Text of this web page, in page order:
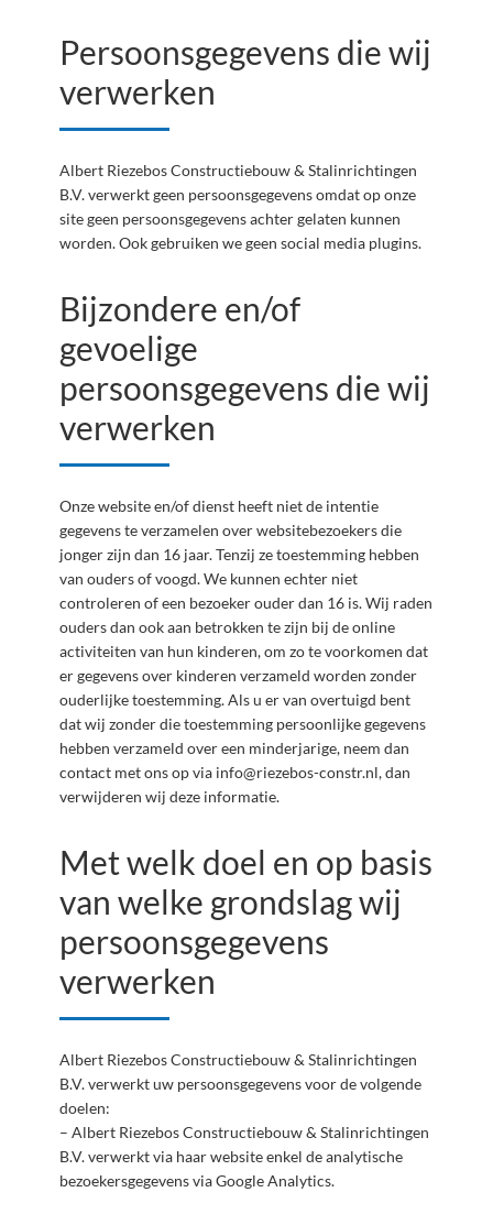
Persoonsgegevens die wij
verwerken
Albert Riezebos Constructiebouw & Stalinrichtingen
B.V. verwerkt geen persoonsgegevens omdat op onze
site geen persoonsgegevens achter gelaten kunnen
worden. Ook gebruiken we geen social media plugins.
Bijzondere en/of
gevoelige
persoonsgegevens die wij
verwerken
Onze website en/of dienst heeft niet de intentie
gegevens te verzamelen over websitebezoekers die
jonger zijn dan 16 jaar. Tenzij ze toestemming hebben
van ouders of voogd. We kunnen echter niet
controleren of een bezoeker ouder dan 16 is. Wij raden
ouders dan ook aan betrokken te zijn bij de online
activiteiten van hun kinderen, om zo te voorkomen dat
er gegevens over kinderen verzameld worden zonder
ouderlijke toestemming. Als u er van overtuigd bent
dat wij zonder die toestemming persoonlijke gegevens
hebben verzameld over een minderjarige, neem dan
contact met ons op via info@riezebos-constr.nl, dan
verwijderen wij deze informatie.
Met welk doel en op basis
van welke grondslag wij
persoonsgegevens
verwerken
Albert Riezebos Constructiebouw & Stalinrichtingen
B.V. verwerkt uw persoonsgegevens voor de volgende
doelen:
– Albert Riezebos Constructiebouw & Stalinrichtingen
B.V. verwerkt via haar website enkel de analytische
bezoekersgegevens via Google Analytics.